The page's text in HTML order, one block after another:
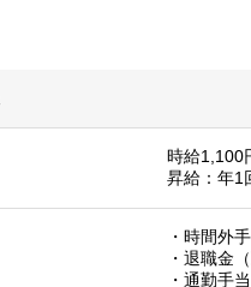
時給1,100
昇給：年1
・時間外
・退職金
・通勤手